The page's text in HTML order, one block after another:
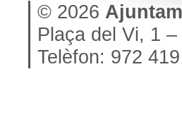
© 2026
Plaça del Vi, 1
Telèfon: 972